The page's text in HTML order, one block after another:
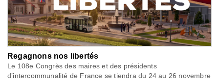
Regagnons nos libertés
Le 108e Congrès des maires et des présidents
d’intercommunalité de France se tiendra du 24 au 26 novembre